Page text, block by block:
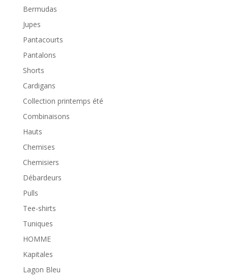
Bermudas
Jupes
Pantacourts
Pantalons
Shorts
Cardigans
Collection printemps été
Combinaisons
Hauts
Chemises
Chemisiers
Débardeurs
Pulls
Tee-shirts
Tuniques
HOMME
Kapitales
Lagon Bleu